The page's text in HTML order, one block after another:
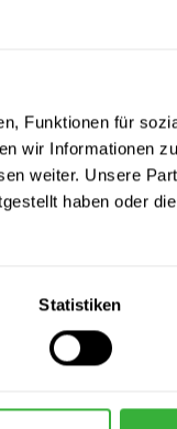
Funktionen für
wir Informationen
weiter. Unsere
haben oder
Statistiken
m²/Liter. Der
sich um Richtwerte.